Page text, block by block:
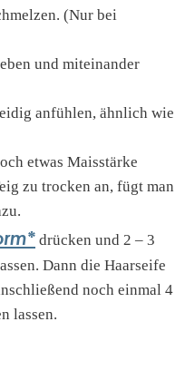
(Nur bei
und miteinander
anfühlen, ähnlich wie
etwas Maisstärke
zu trocken an, fügt man
drücken und 2 – 3
Dann die Haarseife
noch einmal 4
lassen.